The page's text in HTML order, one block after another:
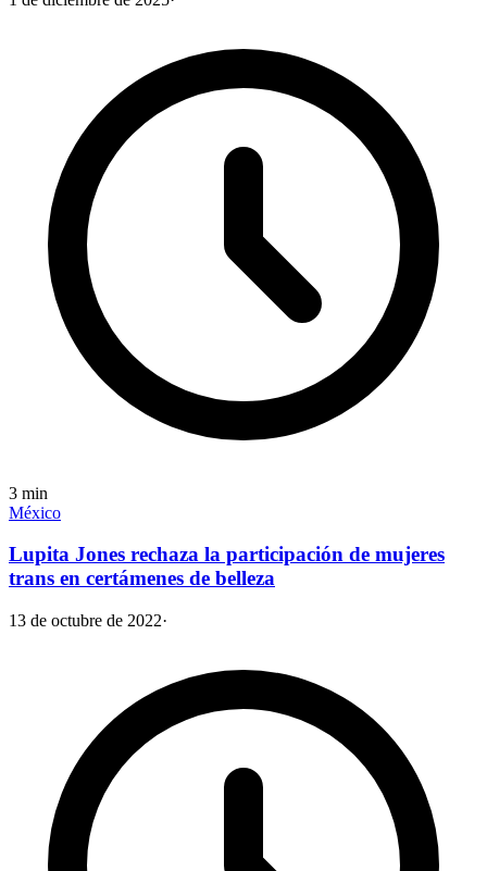
3 min
México
Lupita Jones rechaza la participación de mujeres
trans en certámenes de belleza
13 de octubre de 2022·